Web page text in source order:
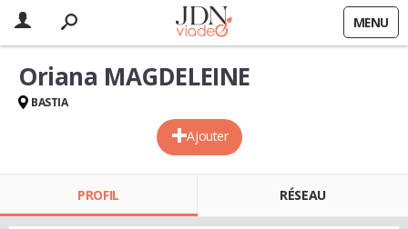
MENU
Ajouter
Oriana MAGDELEINE
BASTIA
PROFIL RÉSEAU